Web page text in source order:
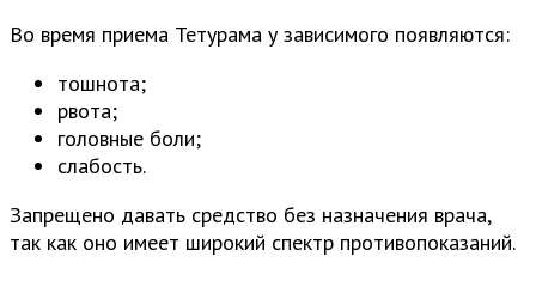
Во время приема Тетурама у зависимого появляются:
тошнота;
рвота;
головные боли;
слабость.
Запрещено давать средство без назначения врача,
так как оно имеет широкий спектр противопоказаний.